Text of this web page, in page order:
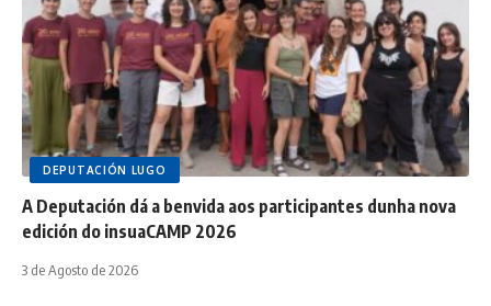
DEPUTACIÓN LUGO
A Deputación dá a benvida aos participantes dunha nova
edición do insuaCAMP 2026
3 de Agosto de 2026